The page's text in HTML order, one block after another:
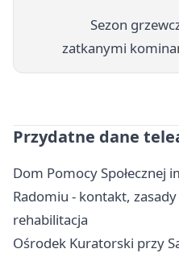
Sezon
zatkanymi
Przydatne dane
Dom Pomocy Społecznej
Radomiu - kontakt,
rehabilitacja
Ośrodek Kuratorski przy